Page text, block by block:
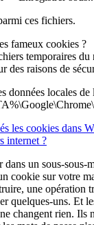
ces fichiers.
fameux cookies ?
temporaires du
des raisons de
données locales
les cookies dans
internet ?
un sous-sous-
cookie sur votre
une opération
quelques-uns. Et
changent rien. Ils